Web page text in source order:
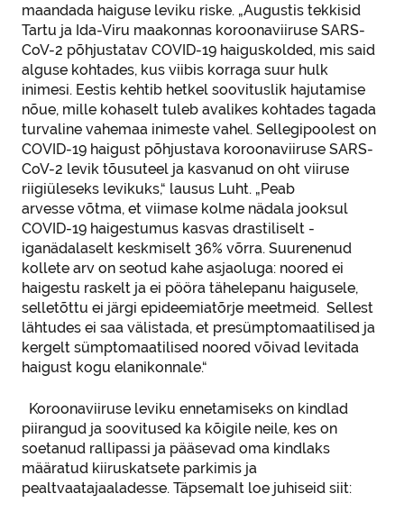
maandada haiguse leviku riske. „Augustis tekkisid
Tartu ja Ida-Viru maakonnas koroonaviiruse SARS-
CoV-2 põhjustatav COVID-19 haiguskolded, mis said
alguse kohtades, kus viibis korraga suur hulk
inimesi. Eestis kehtib hetkel soovituslik hajutamise
nõue, mille kohaselt tuleb avalikes kohtades tagada
turvaline vahemaa inimeste vahel. Sellegipoolest on
COVID-19 haigust põhjustava koroonaviiruse SARS-
CoV-2 levik tõusuteel ja kasvanud on oht viiruse
riigiüleseks levikuks,“ lausus Luht. „Peab
arvesse võtma, et viimase kolme nädala jooksul
COVID-19 haigestumus kasvas drastiliselt -
iganädalaselt keskmiselt 36% võrra. Suurenenud
kollete arv on seotud kahe asjaoluga: noored ei
haigestu raskelt ja ei pööra tähelepanu haigusele,
selletõttu ei järgi epideemiatõrje meetmeid. Sellest
lähtudes ei saa välistada, et presümptomaatilised ja
kergelt sümptomaatilised noored võivad levitada
haigust kogu elanikonnale.“
Koroonaviiruse leviku ennetamiseks on kindlad
piirangud ja soovitused ka kõigile neile, kes on
soetanud rallipassi ja pääsevad oma kindlaks
määratud kiiruskatsete parkimis ja
pealtvaatajaaladesse. Täpsemalt loe juhiseid siit: